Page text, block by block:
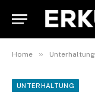
Home » Unterhaltung
UNTERHALTUNG